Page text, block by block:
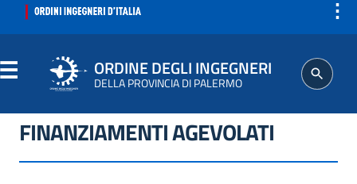
⋮
ORDINE DEGLI INGEGNERI
DELLA PROVINCIA DI PALERMO
ORDINE
FINANZIAMENTI AGEVOLATI